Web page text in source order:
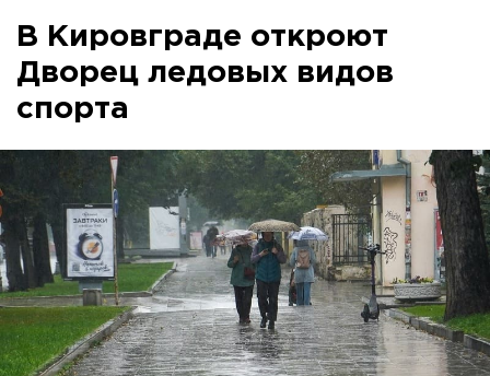
В Кировграде откроют
Дворец ледовых видов
спорта